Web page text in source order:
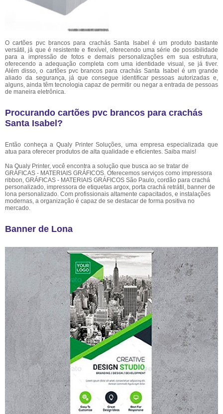
O cartões pvc brancos para crachás Santa Isabel é um produto bastante
versátil, já que é resistente e flexível, oferecendo uma série de possibilidade
para a impressão de fotos e demais personalizações em sua estrutura,
oferecendo a adequação completa com uma identidade visual, se já tiver.
Além disso, o cartões pvc brancos para crachás Santa Isabel é um grande
aliado da segurança, já que consegue identificar pessoas autorizadas e,
alguns, ainda têm tecnologia capaz de permitir ou negar a entrada de pessoas
de maneira eletrônica.
Procurando cartões pvc brancos para crachás
Santa Isabel?
Então conheça a Qualy Printer Soluções, uma empresa especializada que
atua para oferecer produtos de alta qualidade e eficientes. Saiba mais!
Na Qualy Printer, você encontra a solução que busca ao se tratar de
GRÁFICAS - MATERIAIS GRÁFICOS. Oferecemos serviços como impressora
ribbon, GRÁFICAS - MATERIAIS GRÁFICOS São Paulo, cordão para crachá
personalizado, impressora de etiquetas argox, porta crachá retrátil, banner de
lona personalizado. Com profissionais altamente capacitados, e instalações
modernas, a organização é capaz de se destacar de forma positiva no
mercado.
Banner de Lona